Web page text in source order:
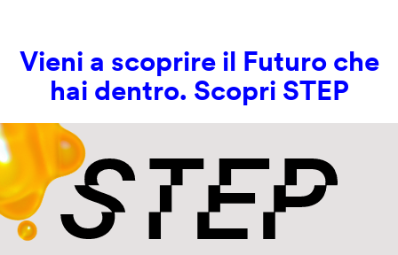
Vieni a scoprire il Futuro che
hai dentro. Scopri STEP